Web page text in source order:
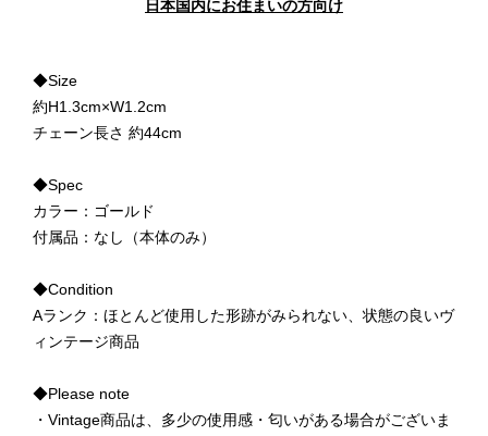
日本国内にお住まいの方向け
◆Size
約H1.3cm×W1.2cm
チェーン長さ 約44cm
◆Spec
カラー：ゴールド
付属品：なし（本体のみ）
◆Condition
Aランク：ほとんど使用した形跡がみられない、状態の良いヴ
ィンテージ商品
◆Please note
・Vintage商品は、多少の使用感・匂いがある場合がございま